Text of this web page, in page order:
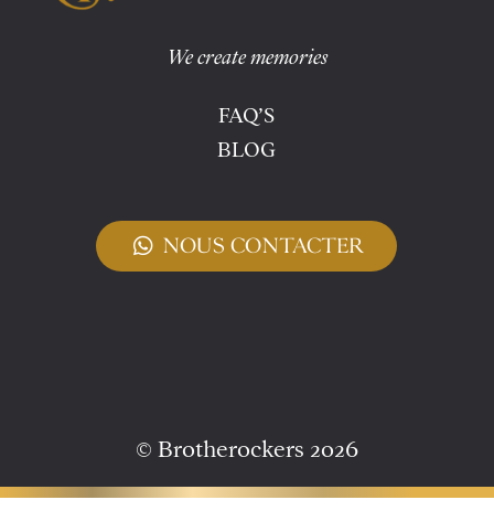
We create memories
FAQ’S
BLOG
NOUS CONTACTER
© Brotherockers 2026